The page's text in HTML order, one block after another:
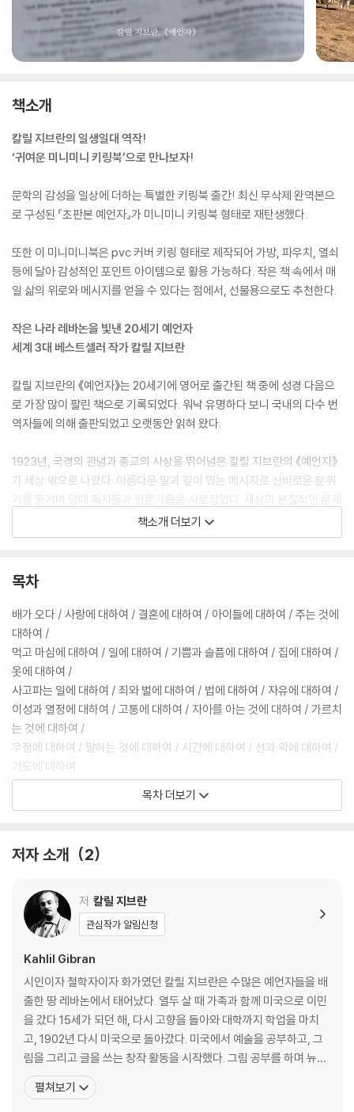
책소개
칼릴 지브란의 일생일대 역작!
‘귀여운 미니미니 키링북’으로 만나보자!
문학의 감성을 일상에 더하는 특별한 키링북 출간! 최신 무삭제 완역본으
로 구성된 『초판본 예언자』가 미니미니 키링북 형태로 재탄생했다.
또한 이 미니미니북은 pvc 커버 키링 형태로 제작되어 가방, 파우치, 열쇠
등에 달아 감성적인 포인트 아이템으로 활용 가능하다. 작은 책 속에서 매
일 삶의 위로와 메시지를 얻을 수 있다는 점에서, 선물용으로도 추천한다.
작은 나라 레바논을 빛낸 20세기 예언자
세계 3대 베스트셀러 작가 칼릴 지브란
칼릴 지브란의 《예언자》는 20세기에 영어로 출간된 책 중에 성경 다음으
로 가장 많이 팔린 책으로 기록되었다. 워낙 유명하다 보니 국내의 다수 번
역자들에 의해 출판되었고 오랫동안 읽혀 왔다.
1923년, 국경의 관념과 종교의 사상을 뛰어넘은 칼릴 지브란의 《예언자》
가 세상 밖으로 나왔다. 아름다운 말과 깊이 있는 메시지로 신비로운 분위
기를 풍기며 당대 독자들과 평론가들을 사로잡았다. 세상의 본질적인 문제
는 시간이 지나도 바뀌지 않는다. 바로 《예언자》는 사랑과 결혼, 기쁨과 슬
픔, 이성과 열정 등 삶의 보편적 화두를 다루며 인생을 관통하는 잠언집이
발하는 책이다. 칼릴 지브란 특유의 서정적인 느낌으로 쓰인 이 책에서 삶
할 수 있을 것이다. 인생은 깊어지고, 세상을 보는 눈은 달라지고, 마음가짐
은 풍요로워질 것이다.
책소개 더보기
목차
배가 오다 / 사랑에 대하여 / 결혼에 대하여 / 아이들에 대하여 / 주는 것에
대하여 /
먹고 마심에 대하여 / 일에 대하여 / 기쁨과 슬픔에 대하여 / 집에 대하여 /
옷에 대하여 /
사고파는 일에 대하여 / 죄와 벌에 대하여 / 법에 대하여 / 자유에 대하여 /
이성과 열정에 대하여 / 고통에 대하여 / 자아를 아는 것에 대하여 / 가르치
는 것에 대하여 /
우정에 대하여 / 말하는 것에 대하여 / 시간에 대하여 / 선과 악에 대하여 /
기도에 대하여
즐거움에 대하여 / 아름다움에 대하여 / 종교에 대하여 / 죽음에 대하여 /
작가 연보
목차 더보기
저자 소개 2
저 칼릴 지브란
관심작가 알림신청
Kahlil Gibran
시인이자 철학자이자 화가였던 칼릴 지브란은 수많은 예언자들을 배
출한 땅 레바논에서 태어났다. 열두 살 때 가족과 함께 미국으로 이민
을 갔다 15세가 되던 해, 다시 고향을 돌아와 대학까지 학업을 마치
고, 1902년 다시 미국으로 돌아갔다. 미국에서 예술을 공부하고, 그
림을 그리고 글을 쓰는 창작 활동을 시작했다. 그림 공부를 하며 뉴욕,
보스턴에서 여러 번의 전시회를 가졌다. 작품 활동 초기에 그는 주로
아랍어로 된 글을 썼다. 아랍어 작품으로는『반항하는 영혼』(1908),
펼쳐보기